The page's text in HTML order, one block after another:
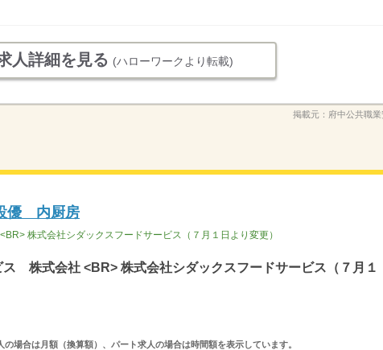
人詳細を見る (ハローワークより転載)
掲載元： 府中公共職
優 内厨房
株式会社シダックスフードサービス（７月１日より変更）
ス 株式会社 <BR> 株式会社シダックスフードサービス（７月１
場合は月額（換算額）、パート求人の場合は時間額を表示しています。